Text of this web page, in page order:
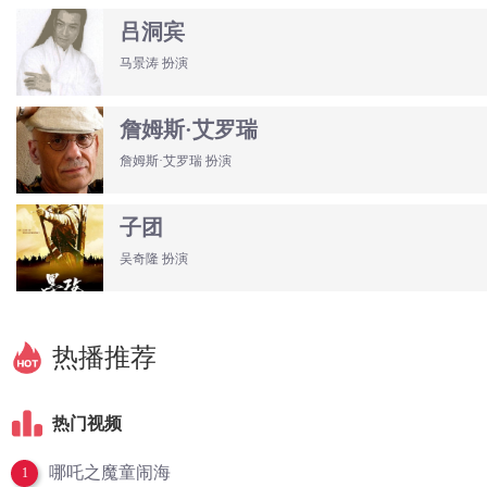
吕洞宾
马景涛 扮演
詹姆斯·艾罗瑞
詹姆斯·艾罗瑞 扮演
子团
吴奇隆 扮演
热播推荐
热门视频
1 哪吒之魔童闹海